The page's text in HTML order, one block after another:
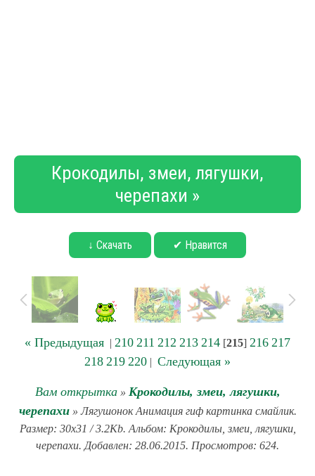
Крокодилы, змеи, лягушки,
черепахи »
↓ Скачать ✔ Нравится
« Предыдущая | 210 211 212 213 214 [215] 216 217
218 219 220 | Следующая »
Вам открытка» Крокодилы, змеи, лягушки,
черепахи» Лягушонок Анимация гиф картинка смайлик.
Размер: 30x31 / 3.2Kb. Альбом: Крокодилы, змеи, лягушки,
черепахи. Добавлен: 28.06.2015. Просмотров: 624.